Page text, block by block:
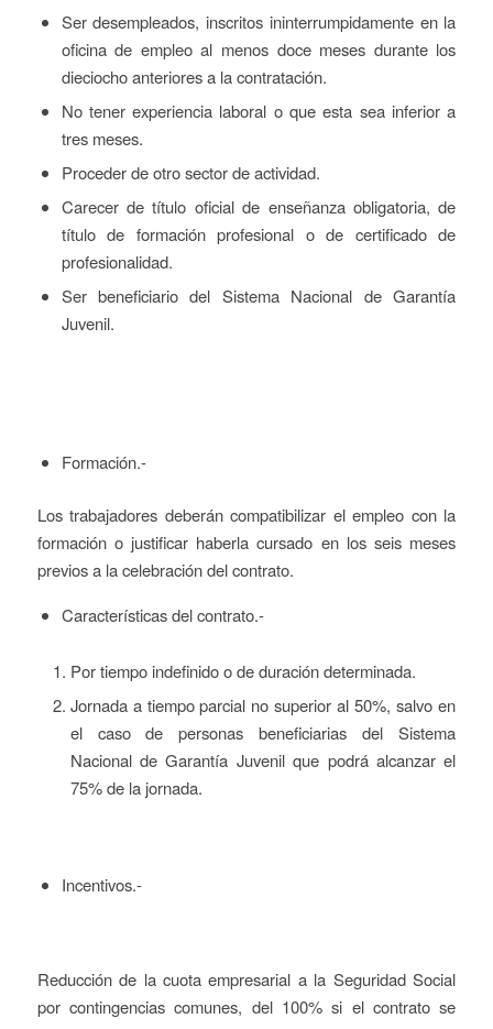
Ser desempleados, inscritos ininterrumpidamente en la
oficina de empleo al menos doce meses durante los
dieciocho anteriores a la contratación.
No tener experiencia laboral o que esta sea inferior a
tres meses.
Proceder de otro sector de actividad.
Carecer de título oficial de enseñanza obligatoria, de
título de formación profesional o de certificado de
profesionalidad.
Ser beneficiario del Sistema Nacional de Garantía
Juvenil.
Formación.-
Los trabajadores deberán compatibilizar el empleo con la
formación o justificar haberla cursado en los seis meses
previos a la celebración del contrato.
Características del contrato.-
Por tiempo indefinido o de duración determinada.
Jornada a tiempo parcial no superior al 50%, salvo en
el caso de personas beneficiarias del Sistema
Nacional de Garantía Juvenil que podrá alcanzar el
75% de la jornada.
Incentivos.-
Reducción de la cuota empresarial a la Seguridad Social
por contingencias comunes, del 100% si el contrato se